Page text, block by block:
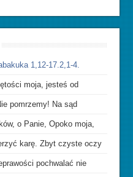
1,12-17.2,1-4.
moja, jesteś od
pomrzemy! Na sąd
o Panie, Opoko moja,
karę. Zbyt czyste oczy
pochwalać nie